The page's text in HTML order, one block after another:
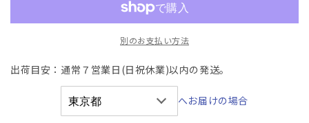
ダ
デ
ダ
デ
ア
別のお支払い方法
出荷目安：通常７営業日(日祝休業)以内の発送。
へお届けの場合